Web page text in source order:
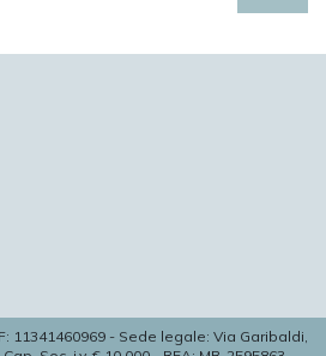
11341460969 - Sede legale: Via Garibaldi,